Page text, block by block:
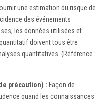
une estimation du risque de
des événements
les données utilisées et
doivent tous être
quantitatives. (Référence :
précaution) : Façon de
quand les connaissances